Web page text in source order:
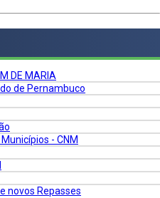
DE MARIA
de Pernambuco
- CNM
novos Repasses